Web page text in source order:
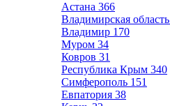
Астана 366
Владимирская область
Владимир 170
Муром 34
Ковров 31
Республика Крым 340
Симферополь 151
Евпатория 38